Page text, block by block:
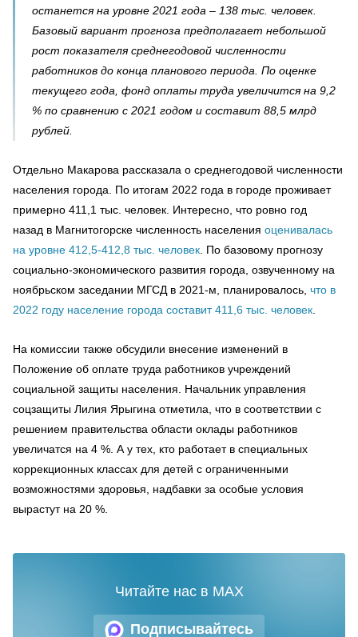
останется на уровне 2021 года – 138 тыс. человек.
Базовый вариант прогноза предполагает небольшой
рост показателя среднегодовой численности
работников до конца планового периода. По оценке
текущего года, фонд оплаты труда увеличится на 9,2
% по сравнению с 2021 годом и составит 88,5 млрд
рублей.
Отдельно Макарова рассказала о среднегодовой численности
населения города. По итогам 2022 года в городе проживает
примерно 411,1 тыс. человек. Интересно, что ровно год
назад в Магнитогорске численность населения оценивалась
на уровне 412,5-412,8 тыс. человек . По базовому прогнозу
социально-экономического развития города, озвученному на
ноябрьском заседании МГСД в 2021-м, планировалось, что в
2022 году население города составит 411,6 тыс. человек
На комиссии также обсудили внесение изменений в
Положение об оплате труда работников учреждений
социальной защиты населения. Начальник управления
соцзащиты Лилия Ярыгина отметила, что в соответствии с
решением правительства области оклады работников
увеличатся на 4 %. А у тех, кто работает в специальных
коррекционных классах для детей с ограниченными
возможностями здоровья, надбавки за особые условия
вырастут на 20 %.
Подписывайтесь
Читайте нас в MAX